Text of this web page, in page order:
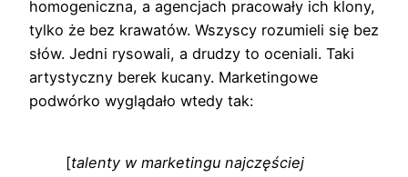
homogeniczna, a agencjach pracowały ich klony,
tylko że bez krawatów. Wszyscy rozumieli się bez
słów. Jedni rysowali, a drudzy to oceniali. Taki
artystyczny berek kucany. Marketingowe
podwórko wyglądało wtedy tak:
[talenty w marketingu najczęściej